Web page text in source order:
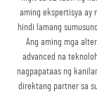
aming ekspertisya ay
hindi lamang
Ang aming mga
advanced na
nagpapataas ng
direktang partner sa